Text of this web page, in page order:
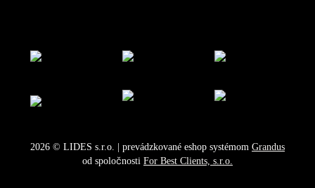
2026 © LIDES s.r.o. | prevádzkované eshop systémom Grandus
od spoločnosti For Best Clients, s.r.o.